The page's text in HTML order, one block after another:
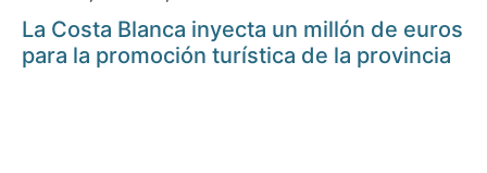
La Costa Blanca inyecta un millón de euros
para la promoción turística de la provincia